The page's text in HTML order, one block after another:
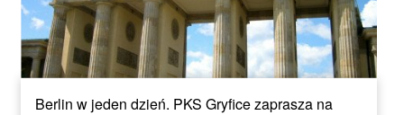
Berlin w jeden dzień. PKS Gryfice zaprasza na